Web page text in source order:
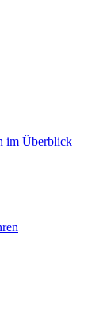
im Überblick